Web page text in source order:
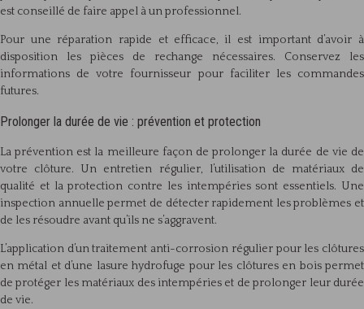
est conseillé de faire appel à un professionnel.
Pour une réparation rapide et efficace, il est important d’avoir à
disposition les pièces de rechange nécessaires. Conservez les
informations de votre fournisseur pour faciliter les commandes
futures.
Prolonger la durée de vie : prévention et protection
La prévention est la meilleure façon de prolonger la durée de vie de
votre clôture. Un entretien régulier, l’utilisation de matériaux de
qualité et la protection contre les intempéries sont essentiels. Une
inspection annuelle permet de détecter rapidement les problèmes et
de les résoudre avant qu’ils ne s’aggravent.
L’application d’un traitement anti-corrosion régulier pour les clôtures
en métal et d’une lasure hydrofuge pour les clôtures en bois permet
de protéger les matériaux des intempéries et de prolonger leur durée
de vie.